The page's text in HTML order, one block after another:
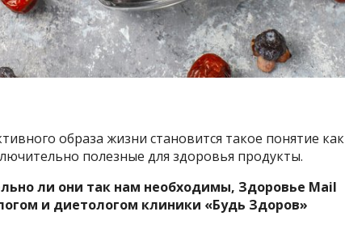
образа жизни становится такое понятие как
полезные для здоровья продукты.
ли они так нам необходимы, Здоровье Mail
и диетологом клиники «Будь Здоров»